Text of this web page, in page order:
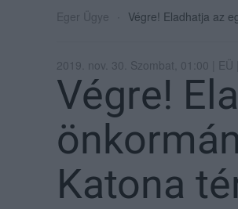
Eger Ügye Végre! Eladhatja az
2019. nov. 30. Szombat, 01:00 | EÜ
Végre!
Katona